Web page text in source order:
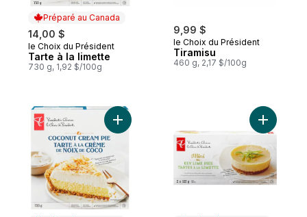
Préparé au Canada
14,00 $
Préparé au Canada
le Choix du Président
Tarte à la limette
730 g, 1,92 $/100g
9,99 $
le Choix du Président
Tiramisu
460 g, 2,17 $/100g
Ajouter Tarte à la crème de noix de coco
Ajouter